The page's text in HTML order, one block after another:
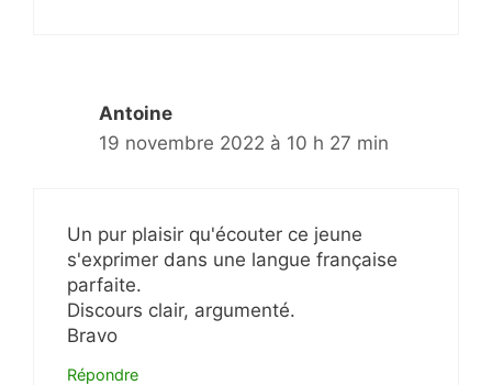
Antoine
19 novembre 2022 à 10 h 27 min
Un pur plaisir qu'écouter ce jeune
s'exprimer dans une langue française
parfaite.
Discours clair, argumenté.
Bravo
Répondre